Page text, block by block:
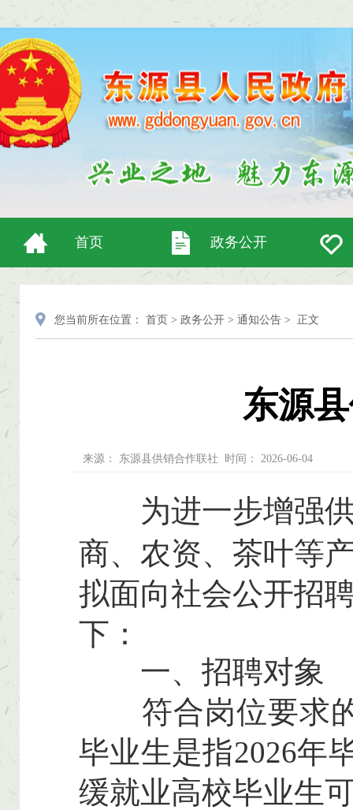
首页 政务公开
您当前所在位置： 首页 > 政务公开 > 通知公告 > 正文
东源
来源： 东源县供销合作联社 时间： 2026-06-04
为进一步增强
商、农资、茶叶等
拟面向社会公开招
下：
一、招聘对象
符合岗位要求的
毕业生是指2026年
缓就业高校毕业生